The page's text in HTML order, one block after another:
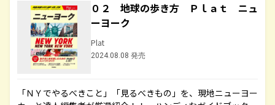
０２ 地球の歩き方 Ｐｌａｔ ニュ
ーヨーク
Plat
2024.08.08 発売
「ＮＹでやるべきこと」「見るべきもの」を、現地ニューヨー